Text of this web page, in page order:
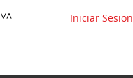
Iniciar Sesion